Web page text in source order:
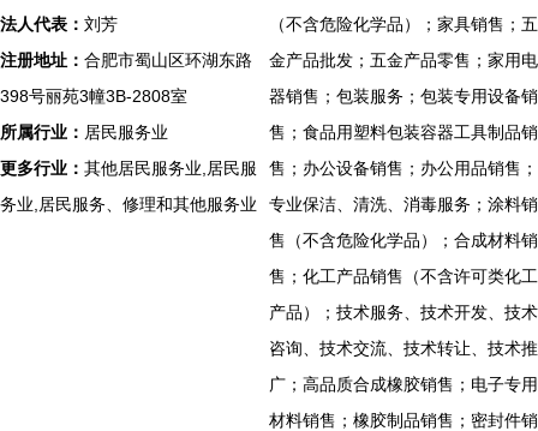
法人代表： 刘芳
注册地址： 合肥市蜀山区环湖东路
398号丽苑3幢3B-2808室
所属行业： 居民服务业
更多行业： 其他居民服务业,居民服
务业,居民服务、修理和其他服务业
（不含危险化学品）；家具销售；五
金产品批发；五金产品零售；家用电
器销售；包装服务；包装专用设备销
售；食品用塑料包装容器工具制品销
售；办公设备销售；办公用品销售；
专业保洁、清洗、消毒服务；涂料销
售（不含危险化学品）；合成材料销
售；化工产品销售（不含许可类化工
产品）；技术服务、技术开发、技术
咨询、技术交流、技术转让、技术推
广；高品质合成橡胶销售；电子专用
材料销售；橡胶制品销售；密封件销